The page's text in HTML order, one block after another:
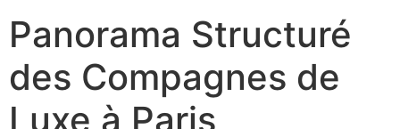
Panorama Structuré
des Compagnes de
Luxe à Paris